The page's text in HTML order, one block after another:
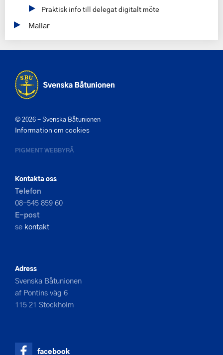
Praktisk info till delegat digitalt möte
Mallar
© 2026 - Svenska Båtunionen
Information om cookies
PIGMENT WEBBYRÅ
Kontakta oss
Telefon
08-545 859 60
E-post
se kontakt
Adress
Svenska Båtunionen
af Pontins väg 6
115 21 Stockholm
facebook